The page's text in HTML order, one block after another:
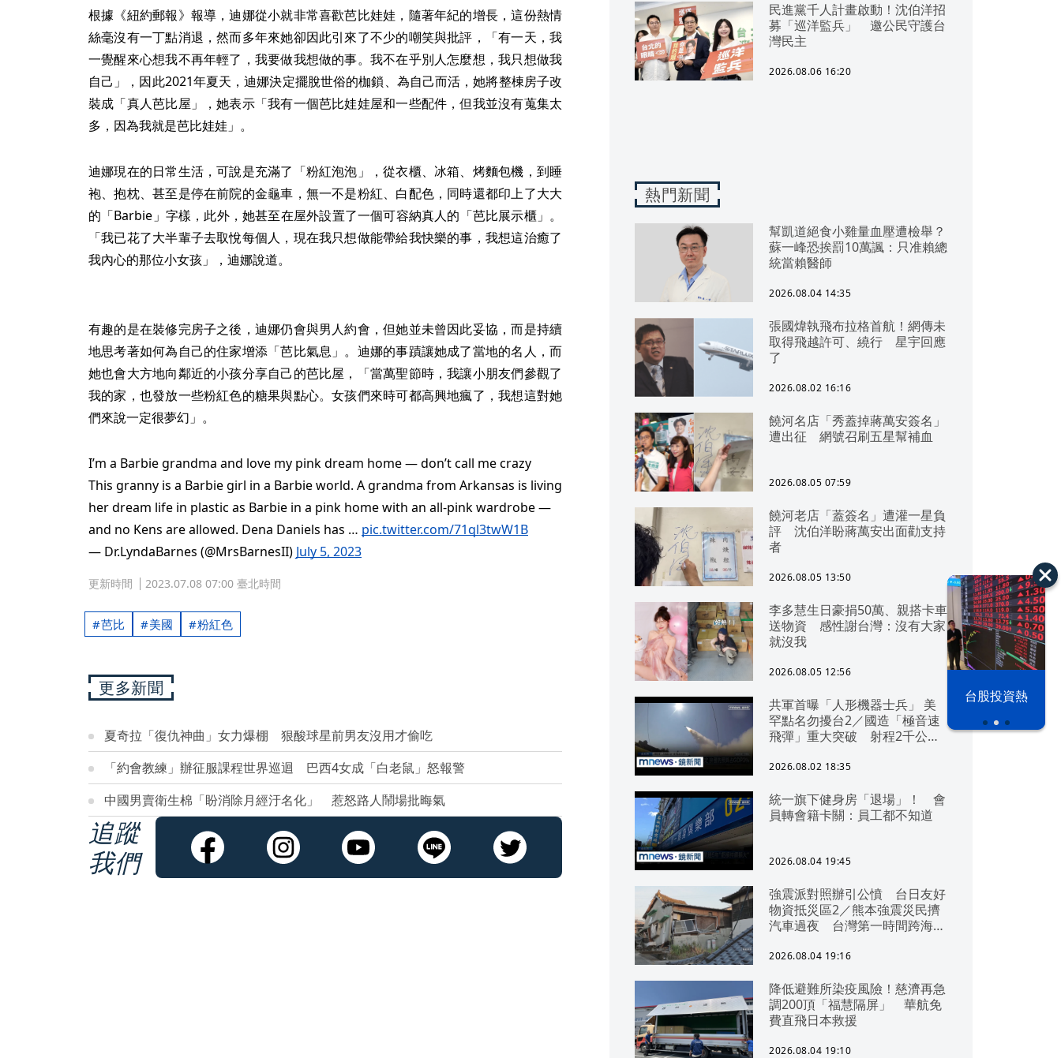
之下
台股投資熱
根據《紐約郵報》報導，迪娜從小就非常喜歡芭比娃娃，隨著年紀的增長，這份熱情
絲毫沒有一丁點消退，然而多年來她卻因此引來了不少的嘲笑與批評，「有一天，我
一覺醒來心想我不再年輕了，我要做我想做的事。我不在乎別人怎麼想，我只想做我
自己」，因此2021年夏天，迪娜決定擺脫世俗的枷鎖、為自己而活，她將整棟房子改
裝成「真人芭比屋」，她表示「我有一個芭比娃娃屋和一些配件，但我並沒有蒐集太
多，因為我就是芭比娃娃」。
迪娜現在的日常生活，可說是充滿了「粉紅泡泡」，從衣櫃、冰箱、烤麵包機，到睡
袍、抱枕、甚至是停在前院的金龜車，無一不是粉紅、白配色，同時還都印上了大大
的「Barbie」字樣，此外，她甚至在屋外設置了一個可容納真人的「芭比展示櫃」。
「我已花了大半輩子去取悅每個人，現在我只想做能帶給我快樂的事，我想這治癒了
我內心的那位小女孩」，迪娜說道。
有趣的是在裝修完房子之後，迪娜仍會與男人約會，但她並未曾因此妥協，而是持續
地思考著如何為自己的住家增添「芭比氣息」。迪娜的事蹟讓她成了當地的名人，而
她也會大方地向鄰近的小孩分享自己的芭比屋，「當萬聖節時，我讓小朋友們參觀了
我的家，也發放一些粉紅色的糖果與點心。女孩們來時可都高興地瘋了，我想這對她
們來說一定很夢幻」。
I’m a Barbie grandma and love my pink dream home — don’t call me crazy
This granny is a Barbie girl in a Barbie world. A grandma from Arkansas is living
her dream life in plastic as Barbie in a pink home with an all-pink wardrobe —
and no Kens are allowed. Dena Daniels has … pic.twitter.com/71ql3twW1B
— Dr.LyndaBarnes (@MrsBarnesII) July 5, 2023
更新時間 2023.07.08 07:00 臺北時間
芭比 美國 粉紅色
更多新聞
夏奇拉「復仇神曲」女力爆棚 狠酸球星前男友沒用才偷吃
「約會教練」辦征服課程世界巡迴 巴西4女成「白老鼠」怒報警
中國男賣衛生棉「盼消除月經汙名化」 惹怒路人鬧場批晦氣
追蹤
我們
民進黨千人計畫啟動！沈伯洋招
募「巡洋監兵」 邀公民守護台
灣民主
2026.08.06 16:20
熱門新聞
幫凱道絕食小雞量血壓遭檢舉？
蘇一峰恐挨罰10萬諷：只准賴總
統當賴醫師
2026.08.04 14:35
張國煒執飛布拉格首航！網傳未
取得飛越許可、繞行 星宇回應
了
2026.08.02 16:16
饒河名店「秀蓋掉蔣萬安簽名」
遭出征 網號召刷五星幫補血
2026.08.05 07:59
饒河老店「蓋簽名」遭灌一星負
評 沈伯洋盼蔣萬安出面勸支持
者
2026.08.05 13:50
李多慧生日豪捐50萬、親搭卡車
送物資 感性謝台灣：沒有大家
就沒我
2026.08.05 12:56
共軍首曝「人形機器士兵」 美
罕點名勿擾台2／國造「極音速
飛彈」重大突破 射程2千公里
2026.08.02 18:35
統一旗下健身房「退場」！ 會
員轉會籍卡關：員工都不知道
2026.08.04 19:45
強震派對照辦引公憤 台日友好
物資抵災區2／熊本強震災民擠
汽車過夜 台灣第一時間跨海急
2026.08.04 19:16
降低避難所染疫風險！慈濟再急
調200頂「福慧隔屏」 華航免
費直飛日本救援
2026.08.04 19:10